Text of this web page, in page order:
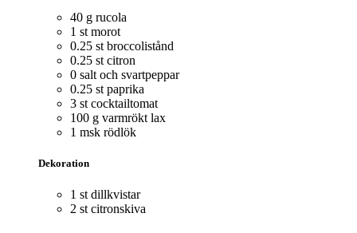
40 g rucola
1 st morot
0.25 st broccolistånd
0.25 st citron
0 salt och svartpeppar
0.25 st paprika
3 st cocktailtomat
100 g varmrökt lax
1 msk rödlök
Dekoration
1 st dillkvistar
2 st citronskiva